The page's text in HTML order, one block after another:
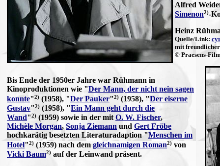
Alfred
Simenon2)-
Heinz
Quelle/Link:
mit freundlicher
© Praesens-
Bis Ende der 1950er Jahre war Rühmann in
Kinoproduktionen wie "Der Mann, der nicht nein sagen
konnte"2) (1958), "Der Pauker"2) (1958), "Der eiserne
Gustav"2) (1958), "Ein Mann geht durch die
Wand"2) (1959) sowie in der mitO. W. Fischer,
Michèle Morgan, Sonja Ziemann und Gert Fröbe
hochkarätig besetzten Literaturadaption "Menschen im
Hotel"2) (1959) nach dem gleichnamigen Roman2) von
Vicki Baum2) auf der Leinwand präsent.